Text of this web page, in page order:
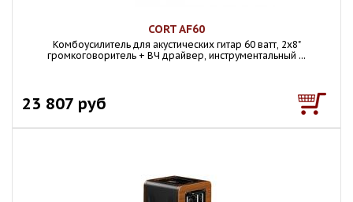
CORT AF60
Комбоусилитель для акустических гитар 60 ватт, 2х8"
громкоговоритель + ВЧ драйвер, инструментальный ...
23 807 руб